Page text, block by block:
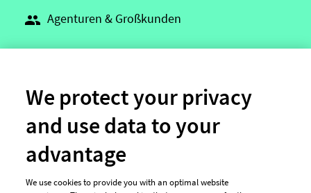
 Agenturen & Großkunden
Weitere Angebote
We protect your privacy
and use data to your
advantage
We use cookies to provide you with an optimal website